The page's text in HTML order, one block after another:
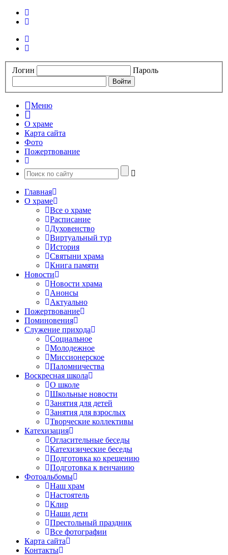
Логин Пароль
Меню
О храме
Карта сайта
Фото
Пожертвование
Главная
О храме
Все о храме
Расписание
Духовенство
Виртуальный тур
История
Святыни храма
Книга памяти
Новости
Новости храма
Анонсы
Актуально
Пожертвование
Поминовения
Служение прихода
Социальное
Молодежное
Миссионерское
Паломничества
Воскресная школа
О школе
Школьные новости
Занятия для детей
Занятия для взрослых
Творческие коллективы
Катехизация
Огласительные беседы
Катехизические беседы
Подготовка ко крещению
Подготовка к венчанию
Фотоальбомы
Наш храм
Настоятель
Клир
Наши дети
Престольный праздник
Все фотографии
Карта сайта
Контакты